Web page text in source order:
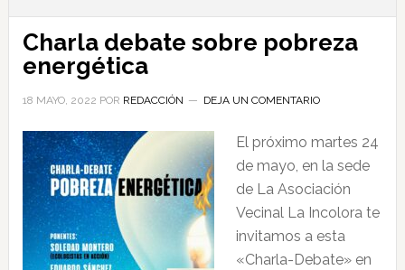
Charla debate sobre pobreza
energética
18 MAYO, 2022 POR REDACCIÓN DEJA UN COMENTARIO
El próximo martes 24
de mayo, en la sede
de La Asociación
Vecinal La Incolora te
invitamos a esta
«Charla-Debate» en